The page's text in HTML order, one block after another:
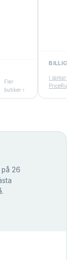
Fler
butiker ›
i samarbete
PriceRunner
26